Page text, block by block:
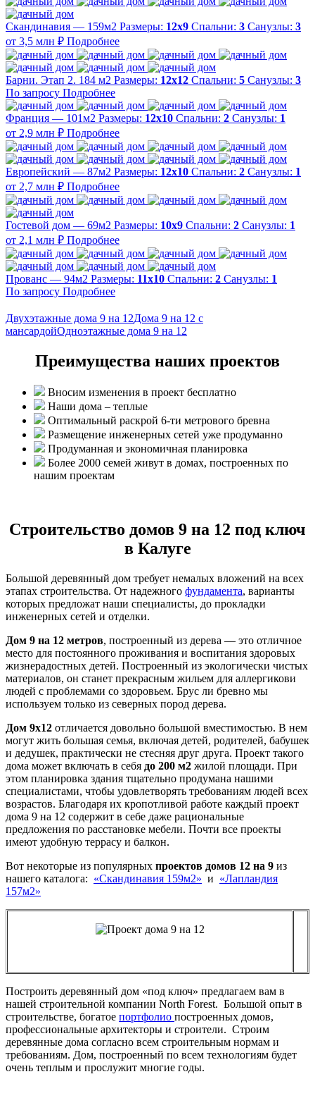
Скандинавия — 159м2 Размеры: 12х9 Спальни: 3 Санузлы: 3
от 3,5 млн ₽ Подробнее
Барни. Этап 2. 184 м2 Размеры: 12х12 Спальни: 5 Санузлы: 3
По запросу Подробнее
Франция — 101м2 Размеры: 12х10 Спальни: 2 Санузлы: 1
от 2,9 млн ₽ Подробнее
Европейский — 87м2 Размеры: 12х10 Спальни: 2 Санузлы: 1
от 2,7 млн ₽ Подробнее
Гостевой дом — 69м2 Размеры: 10х9 Спальни: 2 Санузлы: 1
от 2,1 млн ₽ Подробнее
Прованс — 94м2 Размеры: 11х10 Спальни: 2 Санузлы: 1
По запросу Подробнее
Двухэтажные дома 9 на 12Дома 9 на 12 с
мансардойОдноэтажные дома 9 на 12
Преимущества наших проектов
Вносим изменения в проект бесплатно
Наши дома – теплые
Оптимальный раскрой 6-ти метрового бревна
Размещение инженерных сетей уже продуманно
Продуманная и экономичная планировка
Более 2000 семей живут в домах, построенных по
нашим проектам
Строительство домов 9 на 12 под ключ
в Калуге
Большой деревянный дом требует немалых вложений на всех
этапах строительства. От надежного фундамента, варианты
которых предложат наши специалисты, до прокладки
инженерных сетей и отделки.
Дом 9 на 12 метров, построенный из дерева — это отличное
место для постоянного проживания и воспитания здоровых
жизнерадостных детей. Построенный из экологически чистых
материалов, он станет прекрасным жильем для аллергикови
людей с проблемами со здоровьем. Брус ли бревно мы
используем только из северных пород дерева.
Дом 9х12 отличается довольно большой вместимостью. В нем
могут жить большая семья, включая детей, родителей, бабушек
и дедушек, практически не стесняя друг друга. Проект такого
дома может включать в себя до 200 м2 жилой площади. При
этом планировка здания тщательно продумана нашими
специалистами, чтобы удовлетворять требованиям людей всех
возрастов. Благодаря их кропотливой работе каждый проект
дома 9 на 12 содержит в себе даже рациональные
предложения по расстановке мебели. Почти все проекты
имеют удобную террасу и балкон.
Вот некоторые из популярных проектов домов 12 на 9 из
нашего каталога: «Скандинавия 159м2» и «Лапландия
157м2»
Построить деревянный дом «под ключ» предлагаем вам в
нашей строительной компании North Forest. Большой опыт в
строительстве, богатое портфолио построенных домов,
профессиональные архитекторы и строители. Строим
деревянные дома согласно всем строительным нормам и
требованиям. Дом, построенный по всем технологиям будет
очень теплым и прослужит многие годы.